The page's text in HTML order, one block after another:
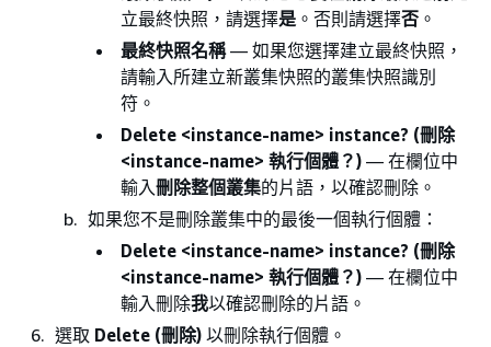
立最終快照，請選擇是 。否則請選擇否 。
最終快照名稱— 如果您選擇建立最終快照，
請輸入所建立新叢集快照的叢集快照識別
符。
Delete <instance-name> instance? (刪除
<instance-name> 執行個體？) — 在欄位中
輸入刪除整個叢集的片語，以確認刪除。
如果您不是刪除叢集中的最後一個執行個體：
Delete <instance-name> instance? (刪除
<instance-name> 執行個體？) — 在欄位中
輸入刪除我以確認刪除的片語。
選取 Delete (刪除) 以刪除執行個體。